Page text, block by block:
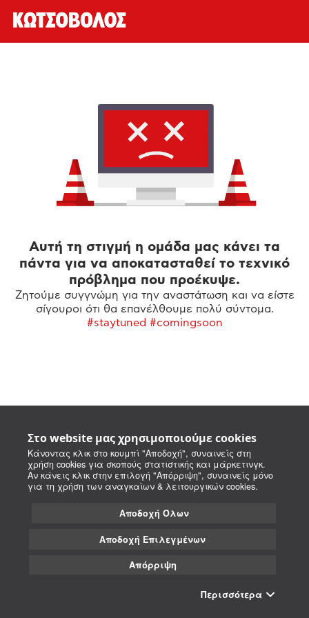
Στο website μας χρησιμοποιούμε cookies
Κάνοντας κλικ στο κουμπί "Αποδοχή", συναινείς στη
χρήση cookies για σκοπούς στατιστικής και μάρκετινγκ.
Αν κάνεις κλικ στην επιλογή "Απόρριψη", συναινείς μόνο
για τη χρήση των αναγκαίων & λειτουργικών cookies.
Αποδοχή Όλων
Αποδοχή Επιλεγμένων
Απόρριψη
Περισσότερα
Αυτή τη στιγμή η ομάδα μας κάνει τα
πάντα για να αποκατασταθεί το τεχνικό
πρόβλημα που προέκυψε.
Ζητούμε συγγνώμη για την αναστάτωση και να είστε
σίγουροι ότι θα επανέλθουμε πολύ σύντομα.
#staytuned #comingsoon